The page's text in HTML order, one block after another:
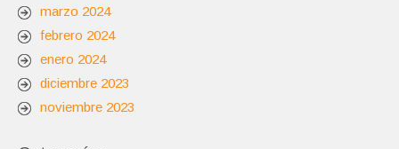
marzo 2024
febrero 2024
enero 2024
diciembre 2023
noviembre 2023